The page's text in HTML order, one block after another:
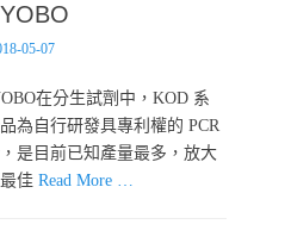
05-07
在分生試劑中，KOD 系
為自行研發具專利權的 PCR
是目前已知產量最多，放大
佳Read More …